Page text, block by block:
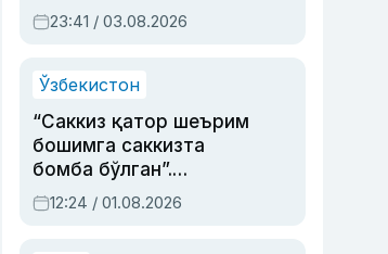
содир этган аёлга суд
ҳукми ўқилди
23:41 / 03.08.2026
Ўзбекистон
“Саккиз қатор шеърим
бошимга саккизта
бомба бўлган”.
Абдулла Ориповни
сиёсий айбловлардан
12:24 / 01.08.2026